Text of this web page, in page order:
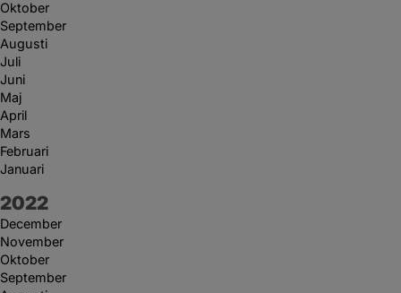
Oktober
September
Augusti
Juli
Juni
Maj
April
Mars
Februari
Januari
År:
2022
December
November
Oktober
September